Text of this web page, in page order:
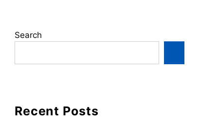
Search
Recent Posts